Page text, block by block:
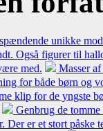
unikke
Også figurer til
med.
Masser
for både børn og
klip for de yngste
Genbrug de
Der er et stort påske